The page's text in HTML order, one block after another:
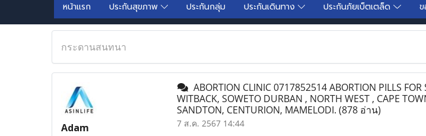
หน้าแรก ประกันสุขภาพ ประกันกลุ่ม ประกันเดินทาง ประกันภัยเบ็ตเตล็ด
กระดานสนทนา
Adam
ABORTION CLINIC 0717852514 ABORTION PILLS FOR
WITBACK, SOWETO DURBAN , NORTH WEST , CAPE
SANDTON, CENTURION, MAMELODI. (878 อ่าน)
7 ส.ค. 2567 14:44